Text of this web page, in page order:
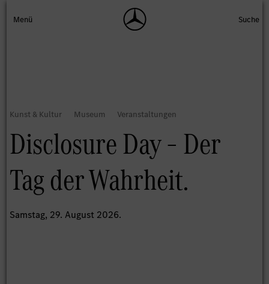
Disclosure Day – Der
Tag der Wahrheit.
Samstag, 29. August 2026.